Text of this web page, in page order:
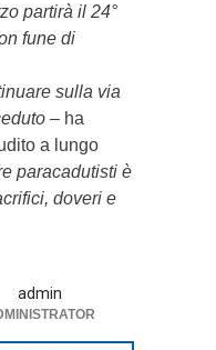
partirà il 24°
fune di
sulla via
– ha
a lungo
paracadutisti è
doveri e
admin